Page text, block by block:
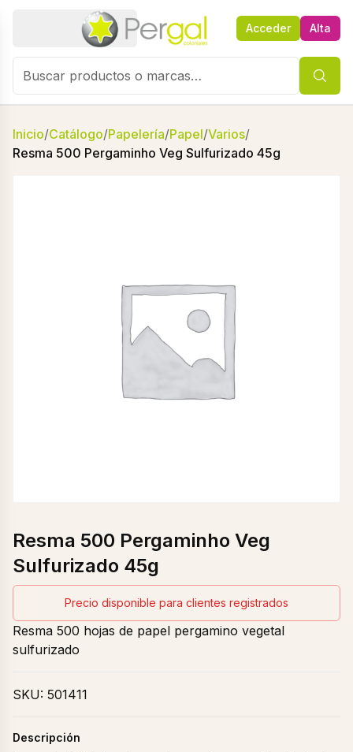
Acceder Alta
Inicio/Catálogo/Papelería/Papel/Varios/
Resma 500 Pergaminho Veg Sulfurizado 45g
Resma 500 Pergaminho Veg
Sulfurizado 45g
Precio disponible para clientes registrados
Resma 500 hojas de papel pergamino vegetal
sulfurizado
SKU: 501411
Descripción